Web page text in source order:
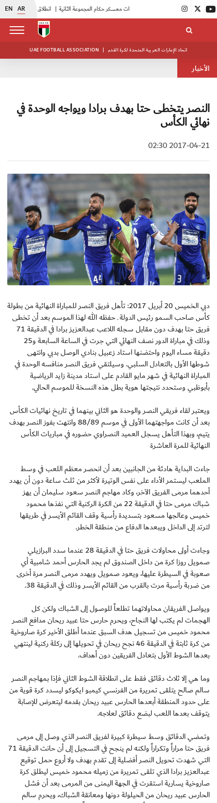
EN AR انطلاق منافسات بطولة النخبة لحرس الرئاسة |
UAE FOOTBALL ASSOCIATION | اتحاد الإمارات العربية المتحدة لكرة القدم
الأخبار
النصر يتخطى حتا بهدف برادا ويواجه الوحدة في
نهائي الكأس
2017-04-21 02:30
دبي الخميس 20 أبريل 2017: تأهل فريق النصر للمباراة النهائية من بطولة
كأس صاحب السمو رئيس الدولة ـ حفظه الله لهذا الموسم بعد أن تخطى
فريق حتا بهدف دون مقابل سجله اللاعب عبدالعزيز برادا في الدقيقة 71
وذلك في مباراة الدور نصف النهائي التي جرت في الساعة السابعة و25
دقيقة مساء اليوم واحتضنها استاد زعبيل بنادي الوصل بدبي وانتهى
شوطها الأول بالتعادل السلبي. وسيلتقي فريق النصر منافسه الوحدة في
المباراة النهائية في شهر مايو القادم على استاد مدينة زايد الرياضية
بأبوظبي وستحدد نتيجتها هوية بطل هذه النسخة للموسم الحالي.
ويعتبر لقاء فريقي النصر والوحدة هو الثاني بينهما في تاريخ نهائيات الكأس
بعد أن كانت مواجهتهما الأولى في موسم 88/89 وانتهت بفوز النصر بهدف
يتيم، وبهذا التأهل يسجل العميد النصراوي حضوره في مباريات الكأس
النهائية للمرة العاشرة
جاءت البداية هادئة من الجانبين بعد أن انحصر معظم اللعب في وسط
الملعب ليستمر الأداء على نفس الوتيرة لأكثر من ثلث ساعة دون أن يهدد
أحدهما مرمى الفريق الآخر، وكاد مهاجم النصر سعود سليمان أن يهز
شباك مرمى حتا في الدقيقة 22 من الكرة الركنية التي نفذها محمود
خميس وعالجها مسعود بتسديدة رأسية وقف القائم الأيسر في طريقها
لترتد إلى الداخل ويبعدها الدفاع من منطقة الخطر.
وجاءت أولى محاولات فريق حتا في الدقيقة 28 عندما سدد البرازيلي
صمويل روزا كرة من داخل الصندوق لم يجد الحارس أحمد شامبية أي
صعوبة في السيطرة عليها، ويعود صمويل ويهدد مرمى النصر مرة أخرى
من ضربة رأسية مرت بالقرب من القائم الأيسر وذلك في الدقيقة 38.
ويواصل الفريقان محاولاتهما تطلعاً للوصول إلى الشباك ولكن كل
الهجمات لم يكتب لها النجاح، ويحرم حارس حتا عبيد ريحان مدافع النصر
محمود خميس من تسجيل هدف السبق عندما أطلق الأخير كرة صاروخية
من كرة ثابتة في الدقيقة 46 نجح ريحان في تحويلها إلى ركلة ركنية لينتهي
بعدها الشوط الأول بتعادل الفريقين دون أهداف.
وما هي إلا ثلاث دقائق فقط على انطلاقة الشوط الثاني فإذا بمهاجم النصر
سالم صالح يتلقى تمريرة من الفرنسي كيمبو ايكوكو ليسدد كرة قوية من
على حدود المنطقة أبعدها الحارس عبيد ريحان بقدمه ليتعرض للإصابة
يتوقف بعدها اللعب لبضع دقائق لعلاجه.
وتمضي الدقائق وسط سيطرة كبيرة لفريق النصر الذي وصل إلى مرمى
فريق حتا مراراً وتكراراً ولكنه لم ينجح في التسجيل إلى أن حانت الدقيقة 71
التي شهدت تحويل النصر أفضلية إلى تقدم بهدف ولا أروع حمل توقيع
عبدالعزيز برادا الذي تلقى تمريرة من زميله محمود خميس ليطلق كرة
صاروخية يسارية استقرت في الجهة اليمنى من المرمى بعد أن فشل
الحارس عبيد ريحان من الحيلولة دونها ومعانقة الشباك، ويحرم سالم